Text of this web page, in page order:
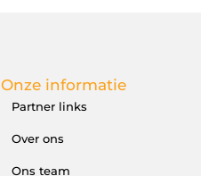
Onze informatie
Partner links
Over ons
Ons team